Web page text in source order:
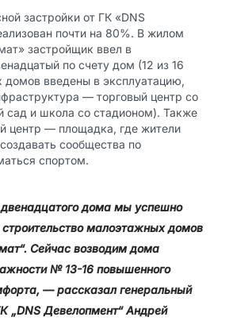
застройки от ГК «DNS
почти на 80%. В жилом
застройщик ввел в
по счету дом (12 из 16
домов введены в эксплуатацию,
— торговый центр со
сад и школа со стадионом). Также
центр — площадка, где жители
сообщества по
спортом.
дома мы успешно
малоэтажных домов
Сейчас возводим дома
№ 13-16 повышенного
— рассказал генеральный
„DNS Девелопмент“ Андрей